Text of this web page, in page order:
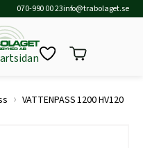
070-990 00 23info@trabolaget.se
› VATTENPASS 1200 HV120